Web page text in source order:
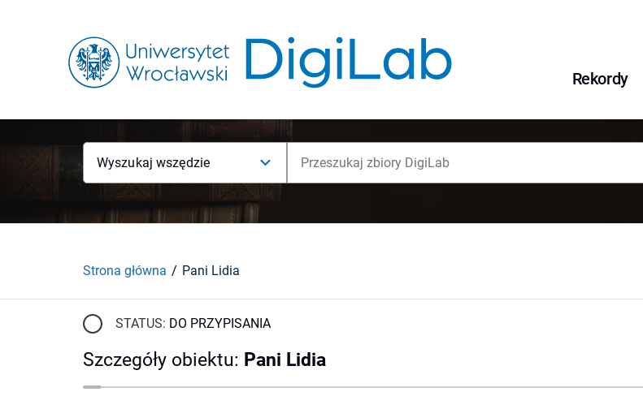
Rekordy
Wyszukaj wszędzie
Strona główna Pani Lidia
STATUS: DO PRZYPISANIA
Szczegóły obiektu: Pani Lidia